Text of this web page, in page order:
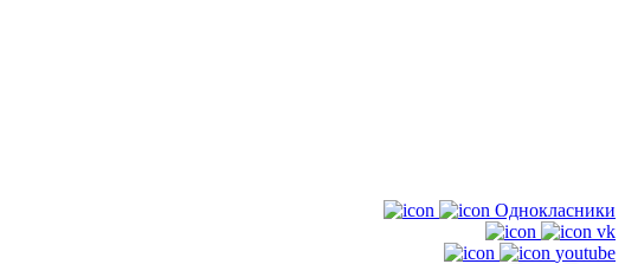
Однокласники
vk
youtube